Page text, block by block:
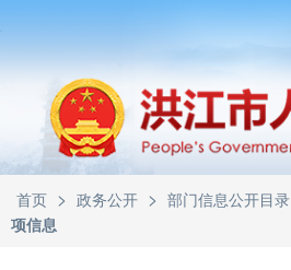
首页 > 政务公开 > 部门信息公开目录
项信息